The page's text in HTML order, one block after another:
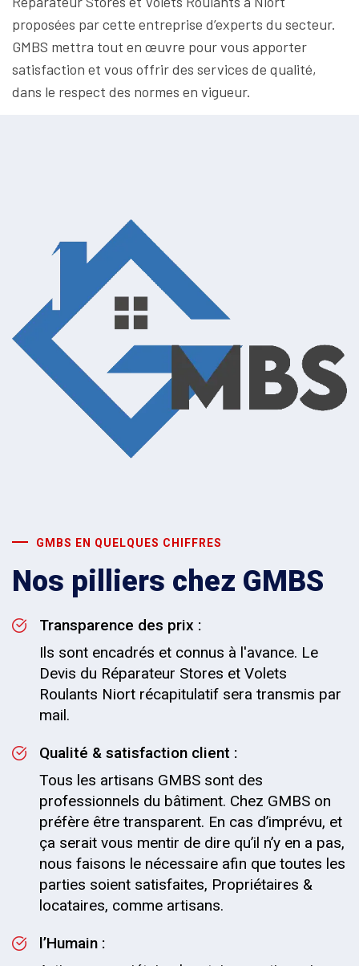
proposées par cette entreprise d’experts du secteur.
GMBS mettra tout en œuvre pour vous apporter
satisfaction et vous offrir des services de qualité,
dans le respect des normes en vigueur.
GMBS EN QUELQUES CHIFFRES
Nos pilliers chez GMBS
Transparence des prix :
Ils sont encadrés et connus à l'avance. Le
Devis du Réparateur Stores et Volets
Roulants Niort récapitulatif sera transmis par
mail.
Qualité & satisfaction client :
Tous les artisans GMBS sont des
professionnels du bâtiment. Chez GMBS on
préfère être transparent. En cas d’imprévu, et
ça serait vous mentir de dire qu’il n’y en a pas,
nous faisons le nécessaire afin que toutes les
parties soient satisfaites, Propriétaires &
locataires, comme artisans.
l’Humain :